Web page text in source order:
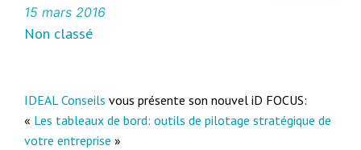
15 mars 2016
Non classé
IDEAL Conseils vous présente son nouvel iD FOCUS:
« Les tableaux de bord: outils de pilotage stratégique de
votre entreprise »